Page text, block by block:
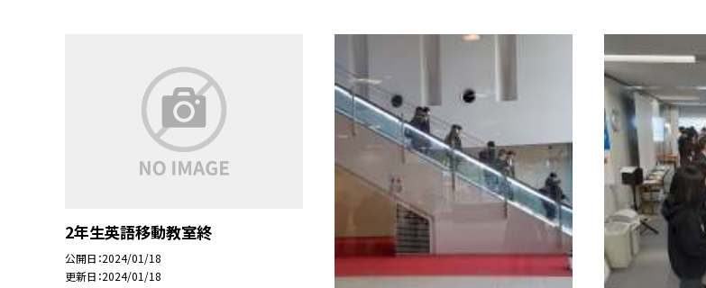
2年生英語移動教室終
公開日 2024/01/18
更新日 2024/01/18